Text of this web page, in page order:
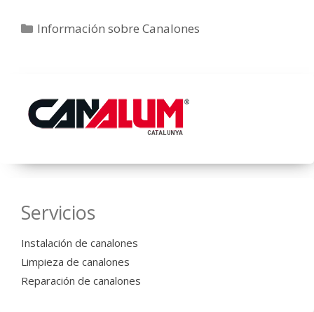
Categorías
Información sobre Canalones
Servicios
Instalación de canalones
Limpieza de canalones
Reparación de canalones